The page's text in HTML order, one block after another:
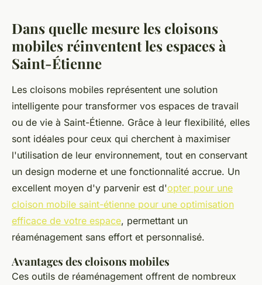
Dans quelle mesure les cloisons
mobiles réinventent les espaces à
Saint-Étienne
Les cloisons mobiles représentent une solution
intelligente pour transformer vos espaces de travail
ou de vie à Saint-Étienne. Grâce à leur flexibilité, elles
sont idéales pour ceux qui cherchent à maximiser
l'utilisation de leur environnement, tout en conservant
un design moderne et une fonctionnalité accrue. Un
excellent moyen d'y parvenir est d'opter pour une
cloison mobile saint-étienne pour une optimisation
efficace de votre espace, permettant un
réaménagement sans effort et personnalisé.
Avantages des cloisons mobiles
Ces outils de réaménagement offrent de nombreux